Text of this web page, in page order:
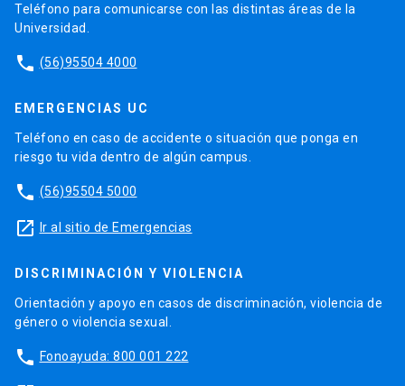
Teléfono para comunicarse con las distintas áreas de la
Universidad.
phone (56)95504 4000
EMERGENCIAS UC
Teléfono en caso de accidente o situación que ponga en
riesgo tu vida dentro de algún campus.
phone (56)95504 5000
launch Ir al sitio de Emergencias
DISCRIMINACIÓN Y VIOLENCIA
Orientación y apoyo en casos de discriminación, violencia de
género o violencia sexual.
phone Fonoayuda: 800 001 222